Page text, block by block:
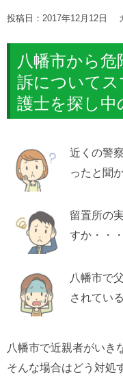
投稿日：2017年12月12日
八幡市から
訴について
護士を探し中
近くの警
ったと聞
留置所の
すか・・
八幡市で
されてい
八幡市で近親者がいき
そんな場合はどう対処